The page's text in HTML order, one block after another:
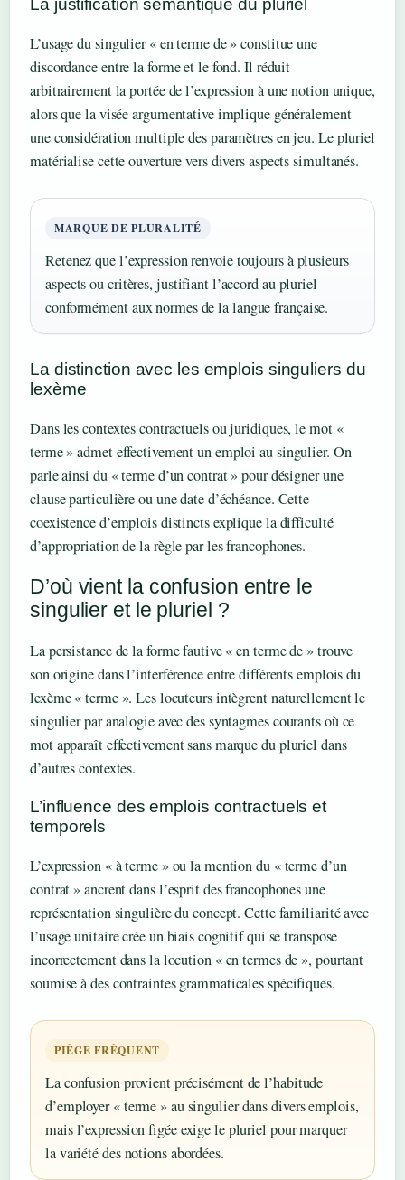
L’usage du singulier « en terme de » constitue une
discordance entre la forme et le fond. Il réduit
arbitrairement la portée de l’expression à une notion unique,
alors que la visée argumentative implique généralement
une considération multiple des paramètres en jeu. Le pluriel
matérialise cette ouverture vers divers aspects simultanés.
MARQUE DE PLURALITÉ
Retenez que l’expression renvoie toujours à plusieurs
aspects ou critères, justifiant l’accord au pluriel
conformément aux normes de la langue française.
La distinction avec les emplois singuliers du
lexème
Dans les contextes contractuels ou juridiques, le mot «
terme » admet effectivement un emploi au singulier. On
parle ainsi du « terme d’un contrat » pour désigner une
clause particulière ou une date d’échéance. Cette
coexistence d’emplois distincts explique la difficulté
d’appropriation de la règle par les francophones.
D’où vient la confusion entre le
singulier et le pluriel ?
La persistance de la forme fautive « en terme de » trouve
son origine dans l’interférence entre différents emplois du
lexème « terme ». Les locuteurs intègrent naturellement le
singulier par analogie avec des syntagmes courants où ce
mot apparaît effectivement sans marque du pluriel dans
d’autres contextes.
L’influence des emplois contractuels et
temporels
L’expression « à terme » ou la mention du « terme d’un
contrat » ancrent dans l’esprit des francophones une
représentation singulière du concept. Cette familiarité avec
l’usage unitaire crée un biais cognitif qui se transpose
incorrectement dans la locution « en termes de », pourtant
soumise à des contraintes grammaticales spécifiques.
PIÈGE FRÉQUENT
La confusion provient précisément de l’habitude
d’employer « terme » au singulier dans divers emplois,
mais l’expression figée exige le pluriel pour marquer
la variété des notions abordées.